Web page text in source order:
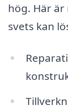
hög. Här är
svets kan